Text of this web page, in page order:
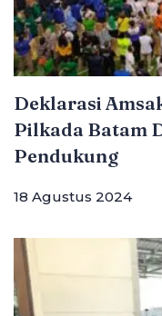
Deklarasi
Pilkada Batam
Pendukung
18 Agustus 2024